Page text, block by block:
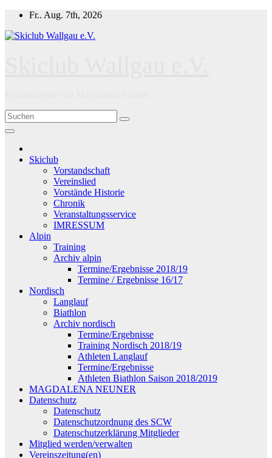
Zum
springen
Fr.. Aug. 7th, 2026
Skiclub
Vorstandschaft
Vereinslied
Vorstände Historie
Chronik
Veranstaltungsservice
IMRESSUM
Alpin
Training
Archiv alpin
Termine/Ergebnisse 2018/19
Termine / Ergebnisse 16/17
Nordisch
Langlauf
Biathlon
Archiv nordisch
Termine/Ergebnisse
Training Nordisch 2018/19
Athleten Langlauf
Termine/Ergebnisse
Athleten Biathlon Saison 2018/2019
MAGDALENA NEUNER
Datenschutz
Datenschutz
Datenschutzordnung des SCW
Datenschutzerklärung Mitglieder
Mitglied werden/verwalten
Vereinszeitung(en)